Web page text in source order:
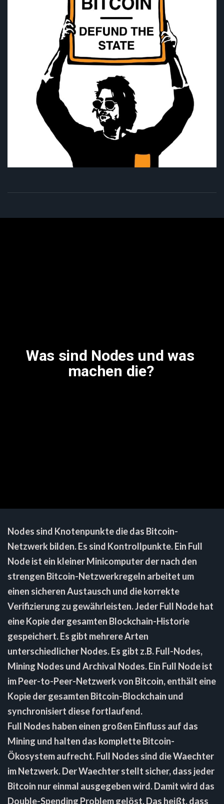
Was sind Nodes und was
machen die?
Nodes sind Knotenpunkte die das Bitcoin-
Netzwerk bilden. Es sind Kontrollpunkte. Ein Full
Node ist ein kleiner Minicomputer der nach den
strengen Bitcoin-Netzwerkregeln arbeitet um
einen sicheren Austausch und die korrekte
Verifizierung zu gewährleisten. Jeder Full Node hat
eine Kopie der gesamten Blockchain-Historie
gespeichert. Es gibt mehrere Arten
unterschiedlicher Nodes. Es gibt z.B. Full-Nodes,
Mining Nodes und Archival Nodes. Ein Full Node ist
im Peer-to-Peer-Netzwerk von Bitcoin, enthält eine
Kopie der gesamten Bitcoin-Blockchain und
synchronisiert diese fortlaufend.
Full Nodes haben einen großen Einfluss auf das
Mining und halten das komplette Bitcoin-
Ökosystem aufrecht. Full Nodes sind die Waechter
im Netzwerk. Der Waechter stellt sicher, dass jeder
Bitcoin nur einmal ausgegeben wird. Damit wird das
Double-Spending Problem gelöst. Das heißt, dass